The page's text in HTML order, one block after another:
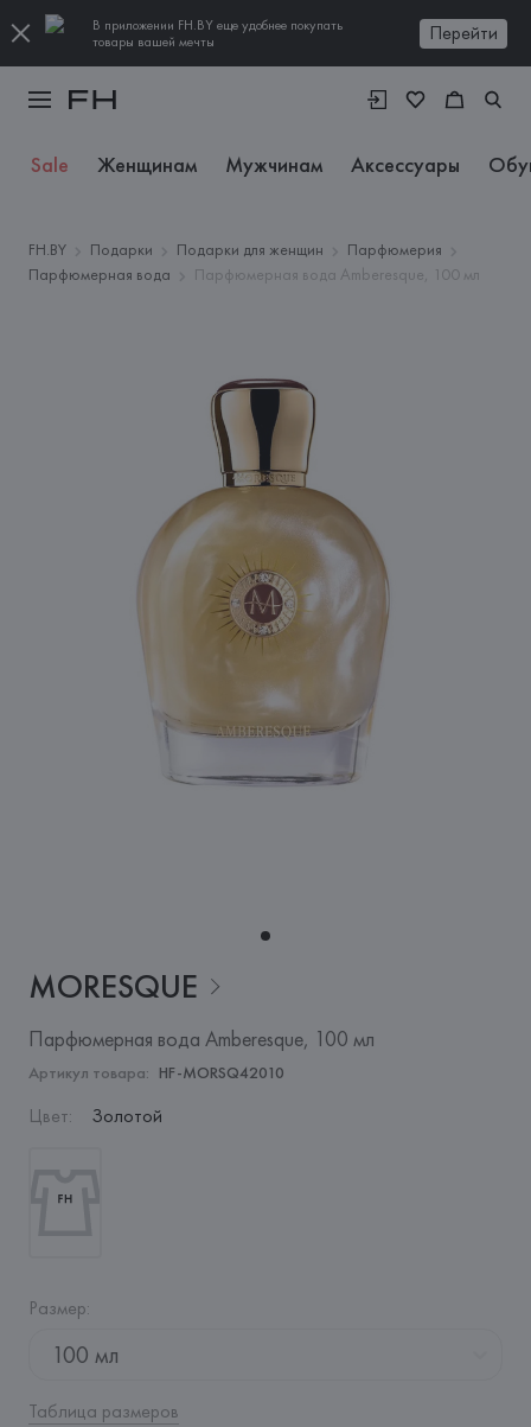
В приложении FH.BY еще удобнее покупать
товары вашей мечты
Перейти
Sale Женщинам Мужчинам Аксессуары
FH.BY Подарки Подарки для женщин
Парфюмерия
Парфюмерная вода
Парфюмерная вода Amberesque, 100 мл
MORESQUE
Парфюмерная вода Amberesque, 100 мл
Артикул товара: HF-MORSQ42010
Цвет: Золотой
Размер:
100 мл
Таблица размеров